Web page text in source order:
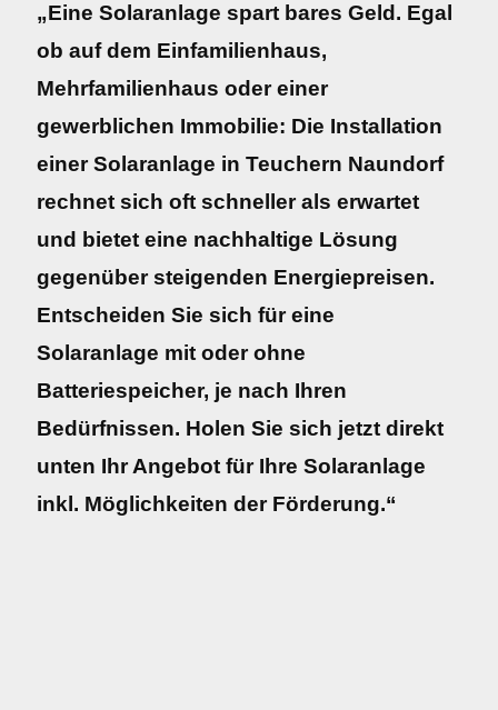
„Eine Solaranlage spart bares Geld. Egal
ob auf dem Einfamilienhaus,
Mehrfamilienhaus oder einer
gewerblichen Immobilie: Die Installation
einer Solaranlage in Teuchern Naundorf
rechnet sich oft schneller als erwartet
und bietet eine nachhaltige Lösung
gegenüber steigenden Energiepreisen.
Entscheiden Sie sich für eine
Solaranlage mit oder ohne
Batteriespeicher, je nach Ihren
Bedürfnissen. Holen Sie sich jetzt direkt
unten Ihr Angebot für Ihre Solaranlage
inkl. Möglichkeiten der Förderung.“